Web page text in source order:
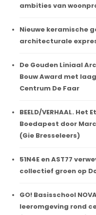
ambities van
Nieuwe keramische
architecturale
De Gouden Liniaal
Bouw Award met
Centrum De Faar
BEELD/VERHAAL.
Boedapest door
(Gie Bresseleers)
51N4E en AST77
collectief groen op
GO! Basisschool
leeromgeving rond